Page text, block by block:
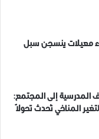
معيلات ينسجن سبل
المدرسية إلى المجتمع:
المناخي تُحدث تحولاً